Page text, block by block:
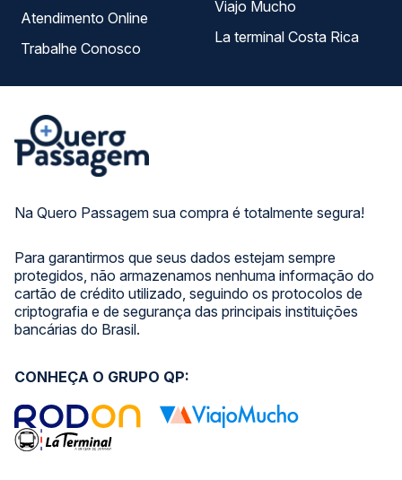
Na Quero Passagem sua compra é totalmente segura!
Para garantirmos que seus dados estejam sempre
protegidos, não armazenamos nenhuma informação do
cartão de crédito utilizado, seguindo os protocolos de
criptografia e de segurança das principais instituições
bancárias do Brasil.
Atendimento Online
Trabalhe Conosco
Viajo Mucho
La terminal Costa Rica
CONHEÇA O GRUPO QP: